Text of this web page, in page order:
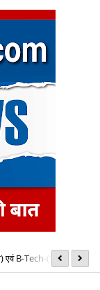
B-Tech-(खाद्य